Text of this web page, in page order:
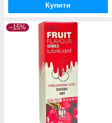
Купити
–15%